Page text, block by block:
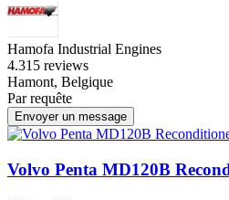
Hamofa Industrial Engines
4.315 reviews
Hamont, Belgique
Par requête
Envoyer un message
Volvo Penta MD120B